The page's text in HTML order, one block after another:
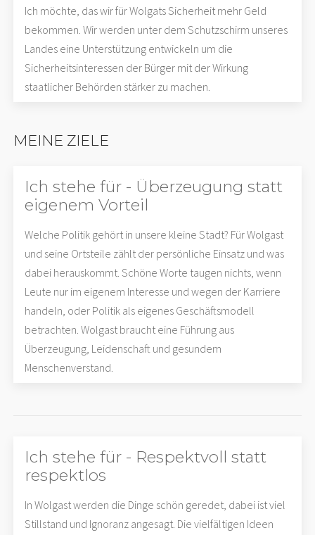
Ich möchte, das wir für Wolgats Sicherheit mehr Geld
bekommen. Wir werden unter dem Schutzschirm unseres
Landes eine Unterstützung entwickeln um die
Sicherheitsinteressen der Bürger mit der Wirkung
staatlicher Behörden stärker zu machen.
MEINE ZIELE
Ich stehe für - Überzeugung statt
eigenem Vorteil
Welche Politik gehört in unsere kleine Stadt? Für Wolgast
und seine Ortsteile zählt der persönliche Einsatz und was
dabei herauskommt. Schöne Worte taugen nichts, wenn
Leute nur im eigenem Interesse und wegen der Karriere
handeln, oder Politik als eigenes Geschäftsmodell
betrachten. Wolgast braucht eine Führung aus
Überzeugung, Leidenschaft und gesundem
Menschenverstand.
Ich stehe für - Respektvoll statt
respektlos
In Wolgast werden die Dinge schön geredet, dabei ist viel
Stillstand und Ignoranz angesagt. Die vielfältigen Ideen